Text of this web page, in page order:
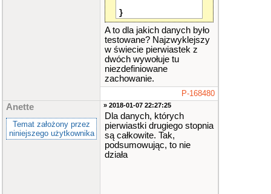
}
A to dla jakich danych było
testowane? Najzwyklejszy
w świecie pierwiastek z
dwóch wywołuje tu
niezdefiniowane
zachowanie.
P-168480
Anette
Temat założony przez
niniejszego użytkownika
» 2018-01-07 22:27:25
Dla danych, których
pierwiastki drugiego stopnia
są całkowite. Tak,
podsumowując, to nie
działa